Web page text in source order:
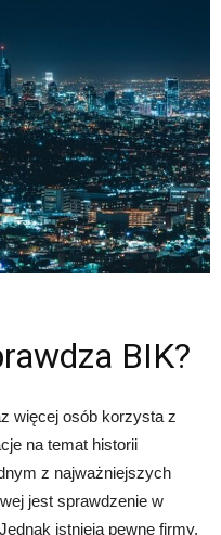
BIK?
więcej osób korzysta z
na temat historii
z najważniejszych
jest sprawdzenie w
istnieją pewne firmy,